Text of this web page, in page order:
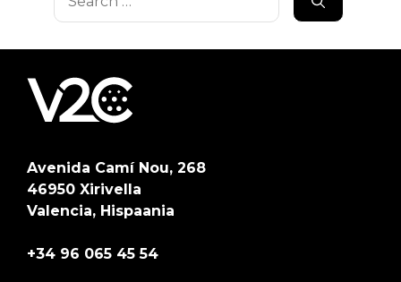
for:
Avenida Camí Nou, 268
46950 Xirivella
Valencia, Hispaania
+34 96 065 45 54